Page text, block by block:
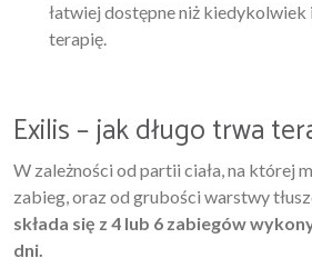
łatwiej dostępne niż kiedykolwiek
terapię.
Exilis – jak długo trwa
W zależności od partii ciała, na której
zabieg, oraz od grubości warstwy
składa się z 4 lub 6 zabiegów
dni.